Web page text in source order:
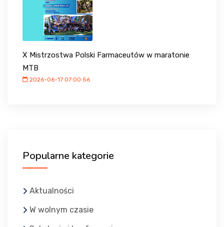
X Mistrzostwa Polski Farmaceutów w maratonie
MTB
2026-06-17 07:00:56
Popularne kategorie
Aktualności
W wolnym czasie